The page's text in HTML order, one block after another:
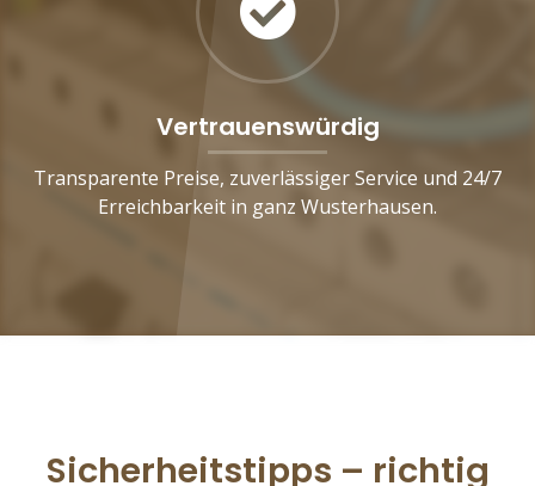
Vertrauenswürdig
Transparente Preise, zuverlässiger Service und 24/7
Erreichbarkeit in ganz Wusterhausen.
Sicherheitstipps – richtig